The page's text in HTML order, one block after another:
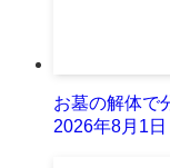
お墓の解体で
2026年8月1日